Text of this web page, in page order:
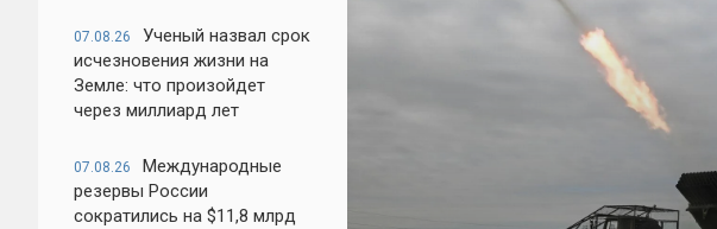
07.08.26
Ученый назвал срок
исчезновения жизни на
Земле: что произойдет
через миллиард лет
07.08.26
Международные
резервы России
сократились на $11,8 млрд